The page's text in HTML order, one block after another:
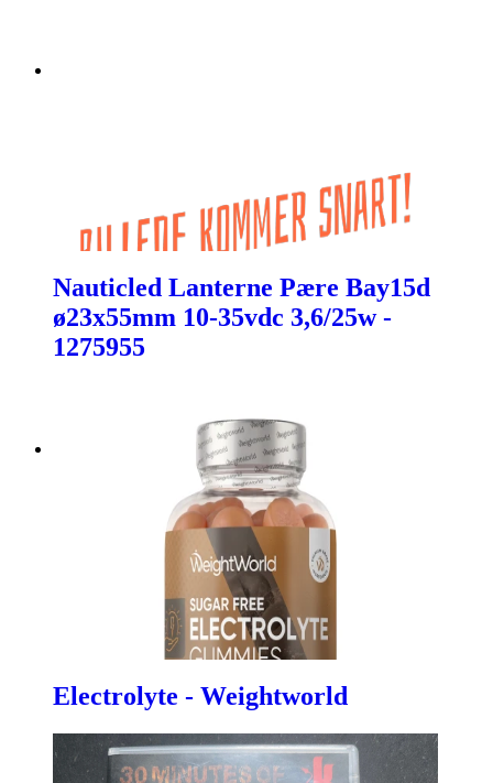
Nauticled Lanterne Pære Bay15d
ø23x55mm 10-35vdc 3,6/25w -
1275955
Electrolyte - Weightworld